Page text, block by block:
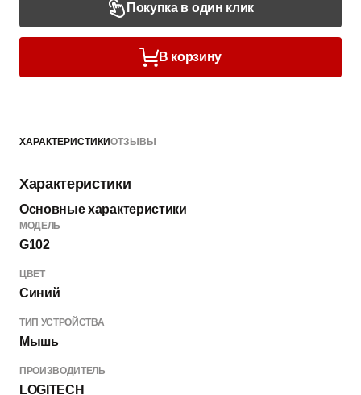
Покупка в один клик
В корзину
ХАРАКТЕРИСТИКИОТЗЫВЫ
Характеристики
Основные характеристики
МОДЕЛЬ
G102
ЦВЕТ
Синий
ТИП УСТРОЙСТВА
Мышь
ПРОИЗВОДИТЕЛЬ
LOGITECH